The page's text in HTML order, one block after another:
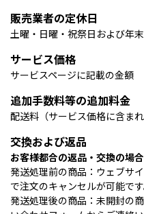
販売業者の定休日
土曜・日曜・祝祭日および年
サービス価格
サービスページに記載の金額
追加手数料等の追加料金
配送料（サービス価格に含まれ
交換および返品
お客様都合の返品・交換の場合
発送処理前の商品：ウェブサ
で注文のキャンセルが可能です
発送処理後の商品：未開封の